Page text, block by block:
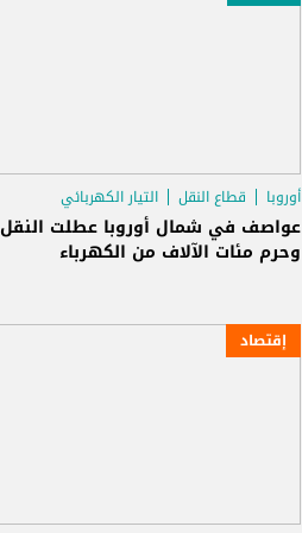
أوروبا قطاع النقل التيار الكهربائي
عواصف في شمال أوروبا عطلت النقل
وحرم مئات الآلاف من الكهرباء
إقتصاد